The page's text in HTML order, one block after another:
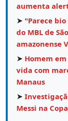
aumenta
➤ "Parece
do MBL de
amazonense
➤ Homem
vida com
Manaus
➤
Messi na